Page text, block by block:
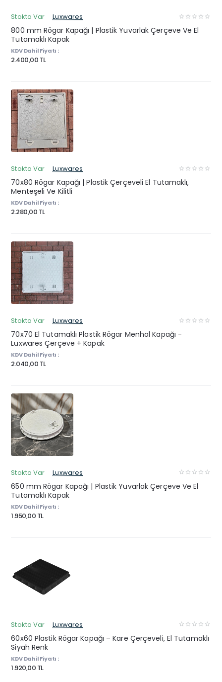
Stokta Var Luxwares
800 mm Rögar Kapağı | Plastik Yuvarlak Çerçeve Ve El
Tutamaklı Kapak
KDV Dahil Fiyatı :
2.400,00 TL
Stokta Var Luxwares
70x80 Rögar Kapağı | Plastik Çerçeveli El Tutamaklı,
Menteşeli Ve Kilitli
KDV Dahil Fiyatı :
2.280,00 TL
Stokta Var Luxwares
70x70 El Tutamaklı Plastik Rögar Menhol Kapağı -
Luxwares Çerçeve + Kapak
KDV Dahil Fiyatı :
2.040,00 TL
Stokta Var Luxwares
650 mm Rögar Kapağı | Plastik Yuvarlak Çerçeve Ve El
Tutamaklı Kapak
KDV Dahil Fiyatı :
1.950,00 TL
Stokta Var Luxwares
60x60 Plastik Rögar Kapağı – Kare Çerçeveli, El Tutamaklı
Siyah Renk
KDV Dahil Fiyatı :
1.920,00 TL